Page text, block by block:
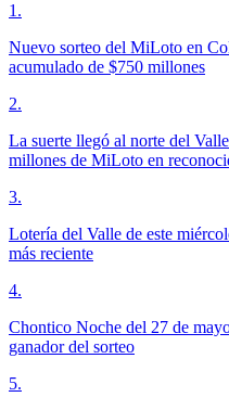
1 .
Nuevo sorteo del MiLoto en
acumulado de $750 millones
2.
La suerte llegó al norte del
millones de MiLoto en
3.
Lotería del Valle de este
más reciente
4.
Chontico Noche del 27 de
ganador del sorteo
5.